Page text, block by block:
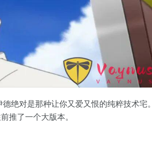
绝对是那种让你又爱又恨的纯粹技术宅。
推了一个大版本。